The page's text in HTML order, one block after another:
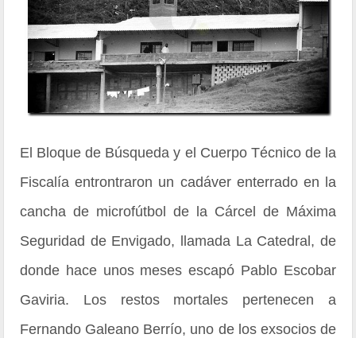
El Bloque de Búsqueda y el Cuerpo Técnico de la
Fiscalía entrontraron un cadáver enterrado en la
cancha de microfútbol de la Cárcel de Máxima
Seguridad de Envigado, llamada La Catedral, de
donde hace unos meses escapó Pablo Escobar
Gaviria. Los restos mortales pertenecen a
Fernando Galeano Berrío, uno de los exsocios de